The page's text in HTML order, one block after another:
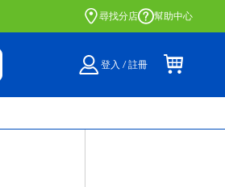
門店自取服務 網上購買並在店內
尋找分店 幫助中心
登入 / 註冊